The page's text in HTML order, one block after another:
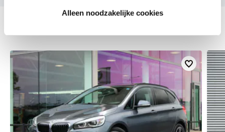
Alleen noodzakelijke cookies